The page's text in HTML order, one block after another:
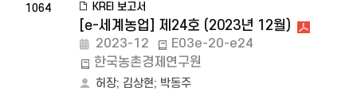
1064 KREI 보고서
[e-세계농업] 제24호 (2023년 12월)
2023-12
E03e-20-e24
한국농촌경제연구원
허장; 김상현; 박동주